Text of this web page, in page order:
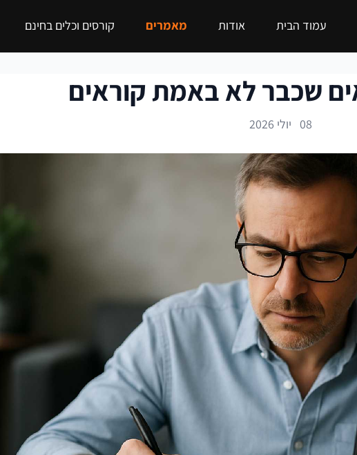
עמוד הבית אודות מאמרים קורסים וכלים בחינם
שכבר לא באמת קוראים
08 יולי 2026